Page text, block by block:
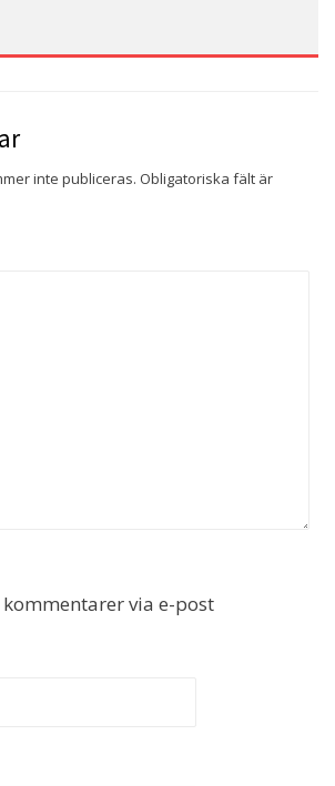
inte publiceras. Obligatoriska fält är
via e-post